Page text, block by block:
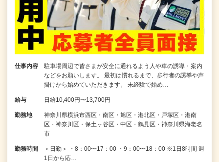
仕事内容
駐車場周辺で皆さまが安全に通れるよう人や車の誘導・案内
などをお願いします。 最初は慣れるまで、歩行者の誘導や声
掛けから始めていただきます。 未経験で始め…
給与 日給10,400円〜13,700円
勤務地
神奈川県横浜市西区・南区・旭区・港北区・戸塚区・港南
区・神奈川区・保土ヶ谷区・中区・鶴見区・神奈川県海老名
市
勤務時間
＜日勤＞ ・8：00〜17：00 ・9：00〜18：00 ※1日8時間 週
1日から応…